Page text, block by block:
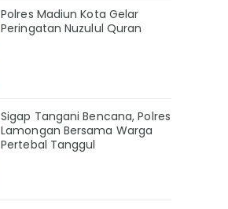
Polres Madiun Kota Gelar
Peringatan Nuzulul Quran
Sigap Tangani Bencana, Polres
Lamongan Bersama Warga
Pertebal Tanggul